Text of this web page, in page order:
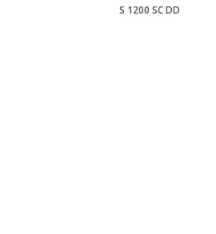
S 1200 SC DD